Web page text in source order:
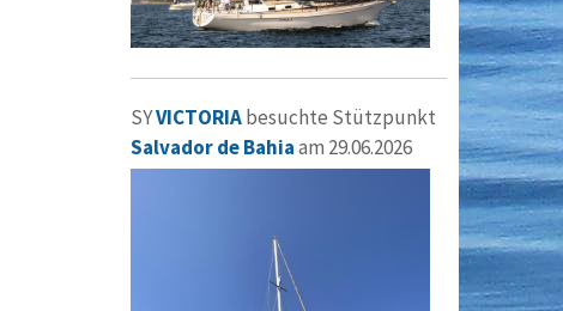
SYVICTORIAbesuchte Stützpunkt
Salvador de Bahiaam 29.06.2026